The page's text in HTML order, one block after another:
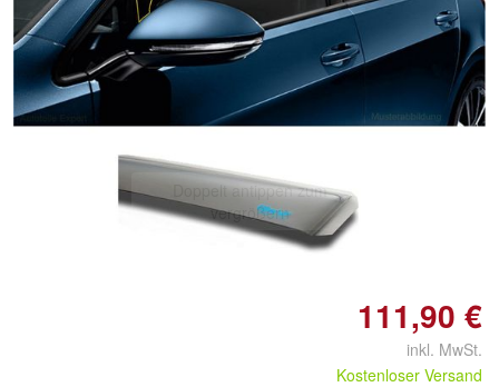
Doppelt antippen zum
vergrößern
111,90 €
inkl. MwSt.
Kostenloser Versand